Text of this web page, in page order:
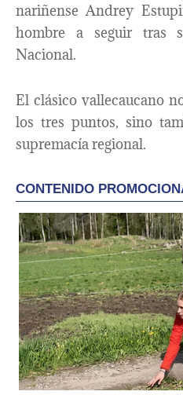
nariñense Andrey
hombre a seguir tras
Nacional.
El clásico vallecaucano
los tres puntos, sino
supremacía regional.